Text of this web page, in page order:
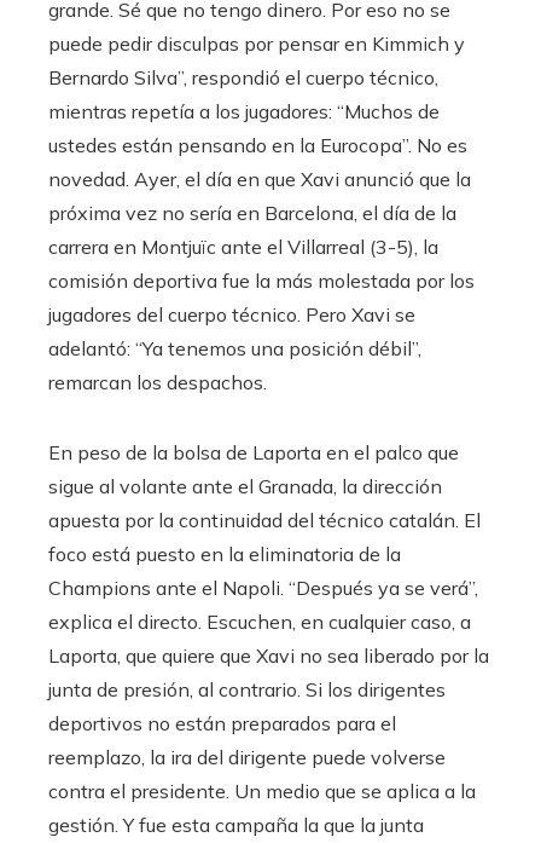
grande. Sé que no tengo dinero. Por eso no se
puede pedir disculpas por pensar en Kimmich y
Bernardo Silva”, respondió el cuerpo técnico,
mientras repetía a los jugadores: “Muchos de
ustedes están pensando en la Eurocopa”. No es
novedad. Ayer, el día en que Xavi anunció que la
próxima vez no sería en Barcelona, ​​el día de la
carrera en Montjuïc ante el Villarreal (3-5), la
comisión deportiva fue la más molestada por los
jugadores del cuerpo técnico. Pero Xavi se
adelantó: “Ya tenemos una posición débil”,
remarcan los despachos.
En peso de la bolsa de Laporta en el palco que
sigue al volante ante el Granada, la dirección
apuesta por la continuidad del técnico catalán. El
foco está puesto en la eliminatoria de la
Champions ante el Napoli. “Después ya se verá”,
explica el directo. Escuchen, en cualquier caso, a
Laporta, que quiere que Xavi no sea liberado por la
junta de presión, al contrario. Si los dirigentes
deportivos no están preparados para el
reemplazo, la ira del dirigente puede volverse
contra el presidente. Un medio que se aplica a la
gestión. Y fue esta campaña la que la junta